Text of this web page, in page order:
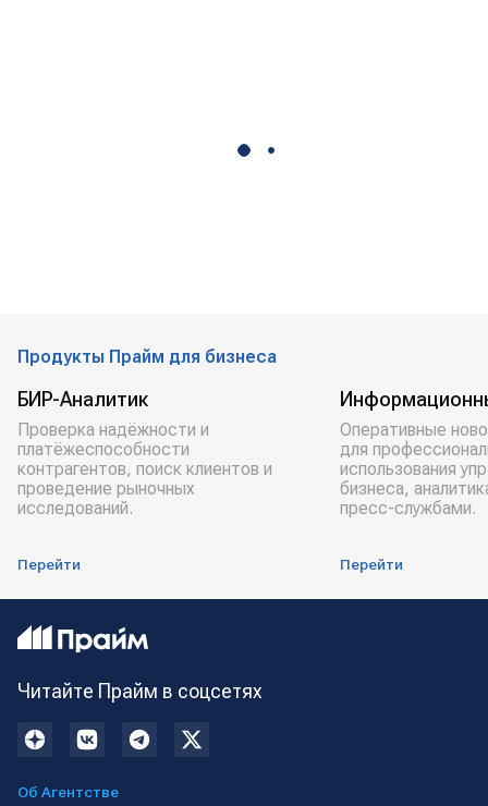
Продукты Прайм для бизнеса
БИР-Аналитик
Проверка надёжности и
платёжеспособности
контрагентов, поиск клиентов и
проведение рыночных
исследований.
Перейти
Оперативные
для
использования
бизнеса,
пресс-службами.
Перейти
Читайте Прайм в соцсетях
Об Агентстве